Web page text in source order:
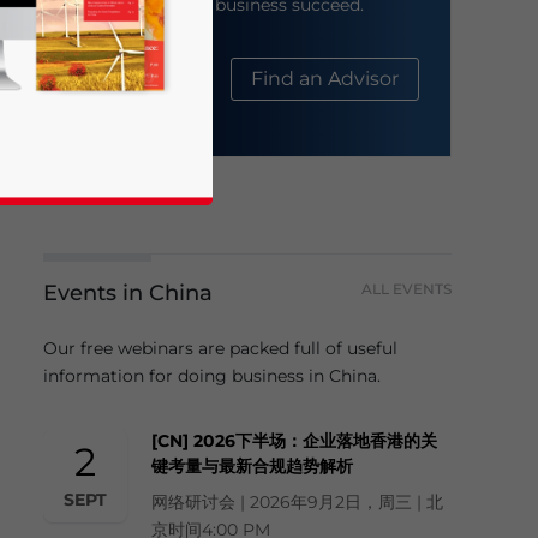
help your business succeed.
About Us Find an Advisor
Events in China ALL EVENTS
Our free webinars are packed full of useful
information for doing business in China.
2
SEPT
[CN] 2026下半场：企业落地香港的关
键考量与最新合规趋势解析
网络研讨会 | 2026年9月2日，周三 | 北
京时间4:00 PM
news and updates for Asia!